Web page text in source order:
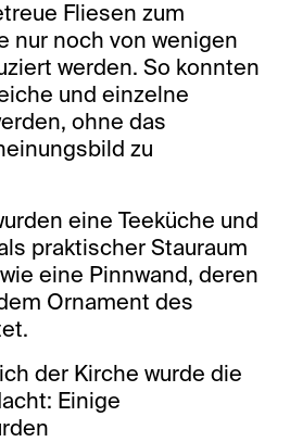
Fliesen zum
nur noch von wenigen
werden. So konnten
und einzelne
ohne das
zu
eine Teeküche und
praktischer Stauraum
eine Pinnwand, deren
Ornament des
der Kirche wurde die
Einige